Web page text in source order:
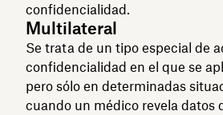
confidencialidad.
Multilateral
Se trata de un tipo especial de
confidencialidad en el que se
pero sólo en determinadas
cuando un médico revela datos